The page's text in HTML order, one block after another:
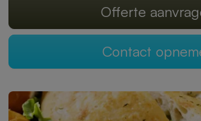
Offerte
Contact